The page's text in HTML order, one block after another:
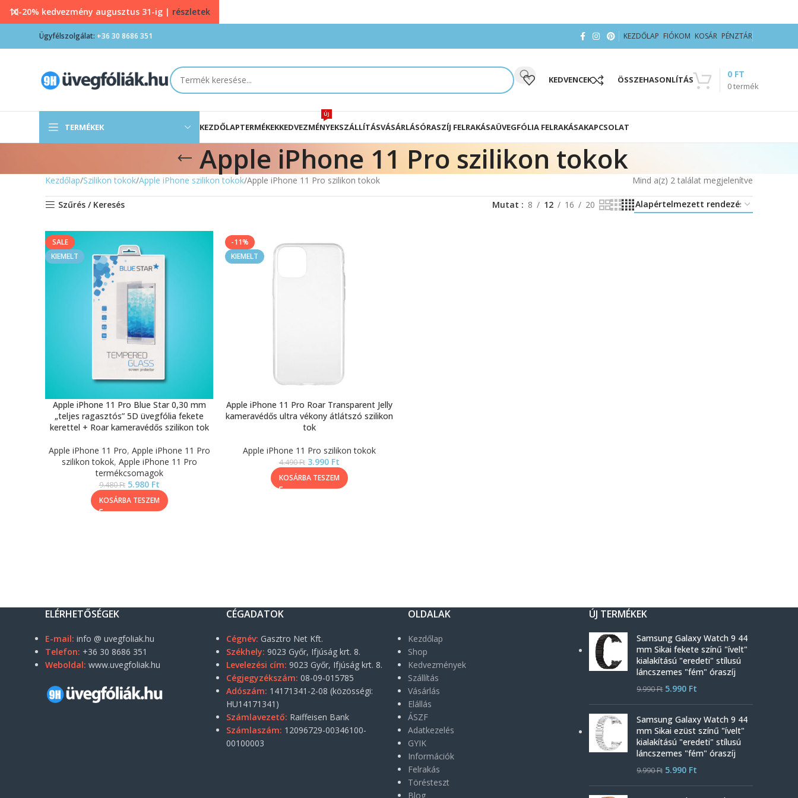
Ügyfélszolgálat: +36 30 8686 351 KEZDŐLAP FIÓKOM KOSÁR PÉNZTÁR
KEDVENCEK ÖSSZEHASONLÍTÁS
0termék
0 FT
TERMÉKEK KEZDŐLAPTERMÉKEKKEDVEZMÉNYEK
ÚJ
SZÁLLÍTÁSVÁSÁRLÁSÓRASZÍJ FELRAKÁSAÜVEGFÓLIA FELRAKÁSAKAPCSOLAT
Apple iPhone 11 Pro szilikon tokok
Kezdőlap Szilikon tokok Apple iPhone szilikon tokok Apple iPhone 11 Pro szilikon tokok Mind a(z) 2 találat megjelenítve
Szűrés / Keresés Mutat 8 12 16 20
SALE
KIEMELT
Apple iPhone 11 Pro Blue Star 0,30 mm
„teljes ragasztós” 5D üvegfólia fekete
kerettel + Roar kameravédős szilikon tok
Apple iPhone 11 Pro, Apple iPhone 11 Pro
szilikon tokok, Apple iPhone 11 Pro
termékcsomagok
9.480Ft 5.980 Ft
KOSÁRBA TESZEM
-11%
KIEMELT
Apple iPhone 11 Pro Roar Transparent Jelly
kameravédős ultra vékony átlátszó szilikon
tok
Apple iPhone 11 Pro szilikon tokok
4.490Ft 3.990 Ft
KOSÁRBA TESZEM
ELÉRHETŐSÉGEK
E-mail: info @ uvegfoliak.hu
Telefon: +36 30 8686 351
Weboldal: www.uvegfoliak.hu
CÉGADATOK
Cégnév: Gasztro Net Kft.
Székhely: 9023 Győr, Ifjúság krt. 8.
Levelezési cím: 9023 Győr, Ifjúság krt. 8.
Cégjegyzékszám: 08-09-015785
Adószám: 14171341-2-08 (közösségi:
HU14171341)
Számlavezető: Raiffeisen Bank
Számlaszám: 12096729-00346100-
00100003
OLDALAK
Kezdőlap
Shop
Kedvezmények
Szállítás
Vásárlás
Elállás
ÁSZF
Adatkezelés
GYIK
Információk
Felrakás
Törésteszt
Blog
ÚJ TERMÉKEK
Samsung Galaxy Watch 9 44
mm Sikai fekete színű "ívelt"
kialakítású "eredeti" stílusú
láncszemes "fém" óraszíj
9.990Ft 5.990 Ft
Samsung Galaxy Watch 9 44
mm Sikai ezüst színű "ívelt"
kialakítású "eredeti" stílusú
láncszemes "fém" óraszíj
9.990Ft 5.990 Ft
10-20% kedvezmény augusztus 31-ig | részletek